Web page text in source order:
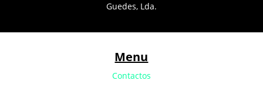
Guedes, Lda.
Menu
Contactos